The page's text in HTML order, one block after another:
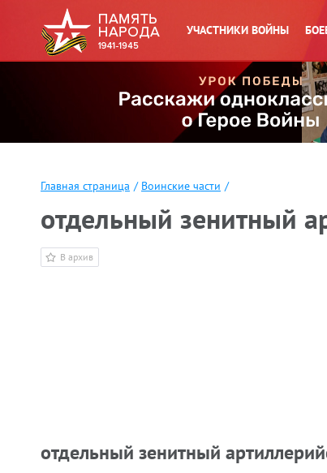
УЧАСТНИКИ ВОЙНЫ
Главная страница / Воинские части /
отдельный зенитный
В архив
отдельный зенитный